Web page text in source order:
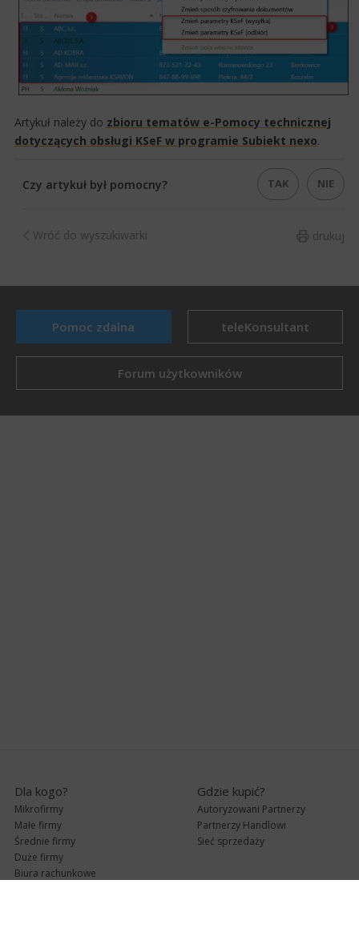
Artykuł należy do zbioru tematów e-Pomocy technicznej
dotyczących obsługi KSeF w​ programie Subiekt nexo.​​​
Czy artykuł był pomocny? TAK NIE
drukuj
Wróć do wyszukiwarki
Pomoc zdalna teleKonsultant
Forum użytkowników
Dla kogo?
Mikrofirmy
Małe firmy
Średnie firmy
Duże firmy
Biura rachunkowe
Gdzie kupić?
Autoryzowani Partnerzy
Partnerzy Handlowi
Sieć sprzedaży